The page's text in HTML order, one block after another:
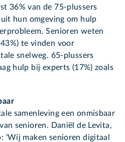
36% van de 75-plussers
hun omgeving om hulp
Senioren weten
te vinden voor
snelweg. 65-plussers
hulp bij experts (17%) zoals
samenleving een onmisbaar
senioren. Daniël de Levita,
'Wij maken senioren digitaal